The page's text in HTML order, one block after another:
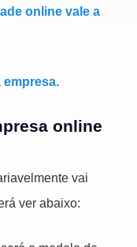
online vale a
online
vai
ver abaixo: